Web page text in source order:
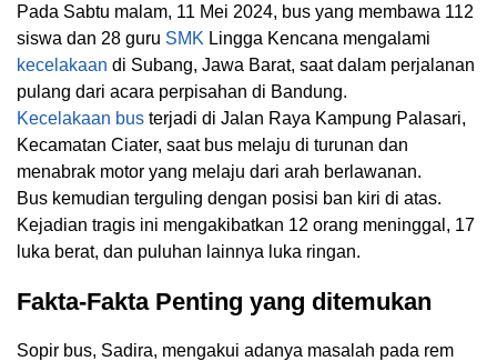
Pada Sabtu malam, 11 Mei 2024, bus yang membawa 112
siswa dan 28 guru SMK Lingga Kencana mengalami
kecelakaan di Subang, Jawa Barat, saat dalam perjalanan
pulang dari acara perpisahan di Bandung.
Kecelakaan bus terjadi di Jalan Raya Kampung Palasari,
Kecamatan Ciater, saat bus melaju di turunan dan
menabrak motor yang melaju dari arah berlawanan.
Bus kemudian terguling dengan posisi ban kiri di atas.
Kejadian tragis ini mengakibatkan 12 orang meninggal, 17
luka berat, dan puluhan lainnya luka ringan.
Fakta-Fakta Penting yang ditemukan
Sopir bus, Sadira, mengakui adanya masalah pada rem